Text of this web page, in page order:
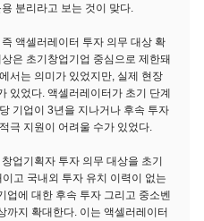
분리라고 보는 것이 맞다.
액셀러레이터 투자 의무 대상 확
은 초기창업기업 중심으로 제한돼
서는 의미가 있었지만, 실제 현장
있었다. 액셀러레이터가 초기 단계
기업이 3년을 지나거나 후속 투자
극 지원이 어려울 수가 있었다.
업기획자 투자 의무 대상을 초기
고 국내외 투자 유치 이력이 없는
업에 대한 후속 투자 그리고 중소벤
까지 확대한다. 이는 액셀러레이터